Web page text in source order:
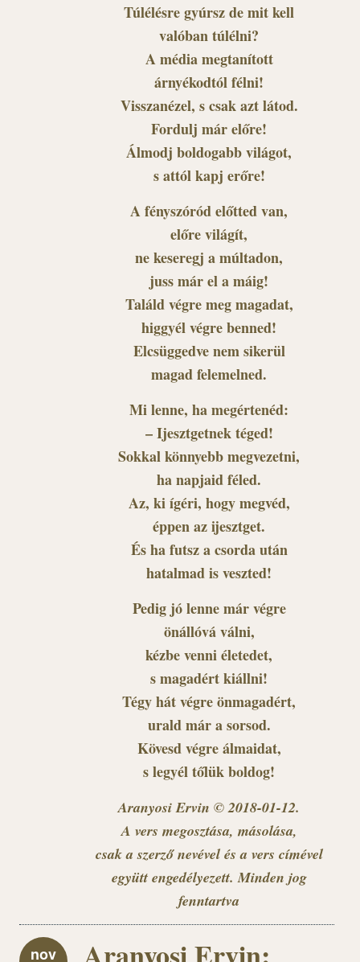
Túlélésre gyúrsz de mit kell
valóban túlélni?
A média megtanított
árnyékodtól félni!
Visszanézel, s csak azt látod.
Fordulj már előre!
Álmodj boldogabb világot,
s attól kapj erőre!
A fényszóród előtted van,
előre világít,
ne keseregj a múltadon,
juss már el a máig!
Találd végre meg magadat,
higgyél végre benned!
Elcsüggedve nem sikerül
magad felemelned.
Mi lenne, ha megértenéd:
– Ijesztgetnek téged!
Sokkal könnyebb megvezetni,
ha napjaid féled.
Az, ki ígéri, hogy megvéd,
éppen az ijesztget.
És ha futsz a csorda után
hatalmad is veszted!
Pedig jó lenne már végre
önállóvá válni,
kézbe venni életedet,
s magadért kiállni!
Tégy hát végre önmagadért,
urald már a sorsod.
Kövesd végre álmaidat,
s legyél tőlük boldog!
Aranyosi Ervin © 2018-01-12.
A vers megosztása, másolása,
csak a szerző nevével és a vers címével
együtt engedélyezett. Minden jog
fenntartva
nov